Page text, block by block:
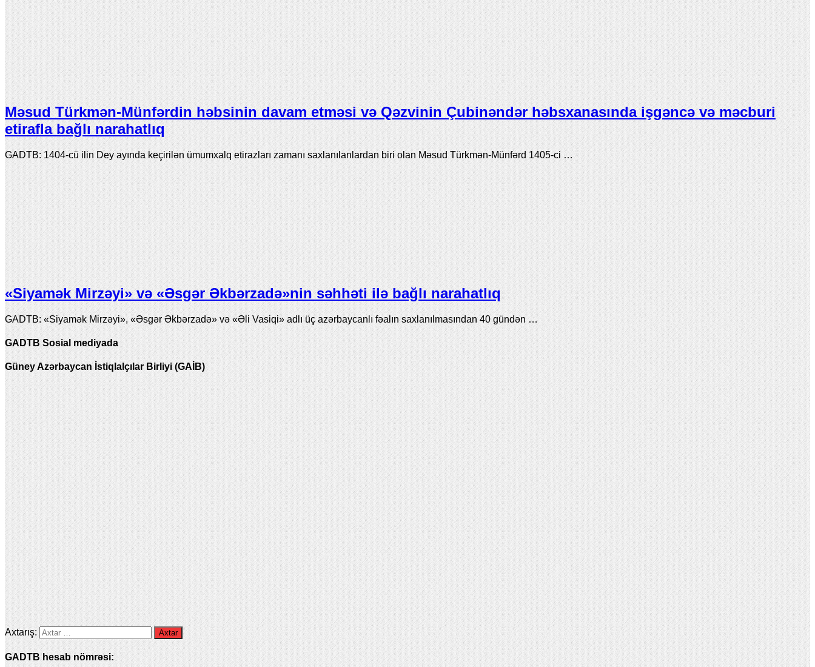
Məsud Türkmən-Münfərdin həbsinin davam etməsi və Qəzvinin Çubinəndər həbsxanasında işgəncə və məcburi
etirafla bağlı narahatlıq
GADTB: 1404-cü ilin Dey ayında keçirilən ümumxalq etirazları zamanı saxlanılanlardan biri olan Məsud Türkmən-Münfərd 1405-ci …
«Siyamək Mirzəyi» və «Əsgər Əkbərzadə»nin səhhəti ilə bağlı narahatlıq
GADTB: «Siyamək Mirzəyi», «Əsgər Əkbərzadə» və «Əli Vasiqi» adlı üç azərbaycanlı fəalın saxlanılmasından 40 gündən …
GADTB Sosial mediyada
Güney Azərbaycan İstiqlalçılar Birliyi (GAİB)
Axtarış:
GADTB hesab nömrəsi: